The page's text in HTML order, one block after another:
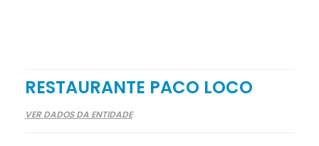
RESTAURANTE PACO LOCO
VER DADOS DA ENTIDADE